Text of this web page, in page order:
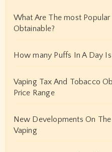
What Are The most
Obtainable?
How many Puffs In A Day
Vaping Tax And Tobacco
Price Range
New Developments On
Vaping